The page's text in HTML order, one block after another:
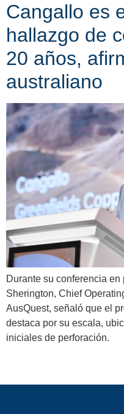
Cangallo es
hallazgo de
20 años,
australiano
Durante su conferencia
Sherington, Chief
AusQuest, señaló que el
destaca por su escala,
iniciales de perforación.